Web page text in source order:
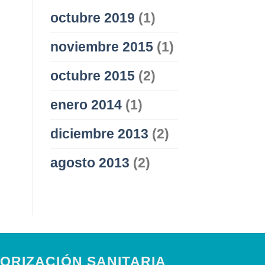
octubre 2019 (1)
noviembre 2015(1)
octubre 2015(2)
enero 2014(1)
diciembre 2013 (2)
agosto 2013 (2)
SANITARIA